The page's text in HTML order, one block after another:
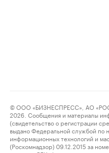
© ООО «БИЗНЕСПРЕСС», АО
2026. Сообщения и материалы
(свидетельство о регистрации
выдано Федеральной службой по
информационных технологий и
(Роскомнадзор) 09.12.2015 за